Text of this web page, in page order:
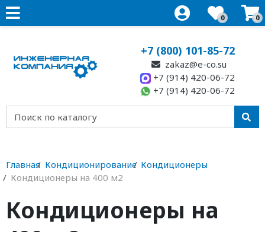
0 0
+7 (800) 101-85-72
zakaz@e-co.su
+7 (914) 420-06-72
+7 (914) 420-06-72
Главная Кондиционирование Кондиционеры
Кондиционеры на 400 м2
Кондиционеры на